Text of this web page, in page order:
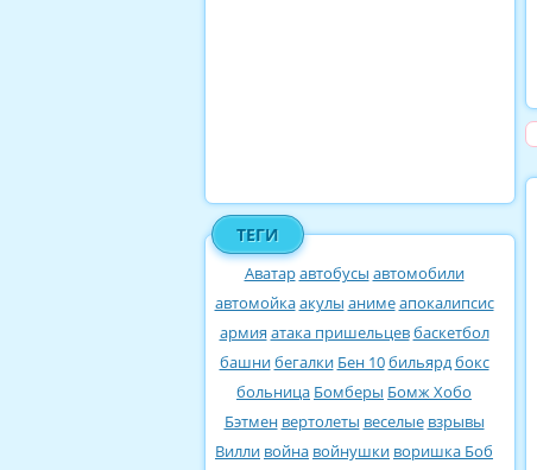
ТЕГИ
Аватаравтобусы автомобили
автомойкаакулы анимеапокалипсис
армия атака пришельцевбаскетбол
башнибегалки Бен 10бильярдбокс
больница Бомберы Бомж Хобо
Бэтмен вертолеты веселые взрывы
Вилли война войнушки воришка Боб